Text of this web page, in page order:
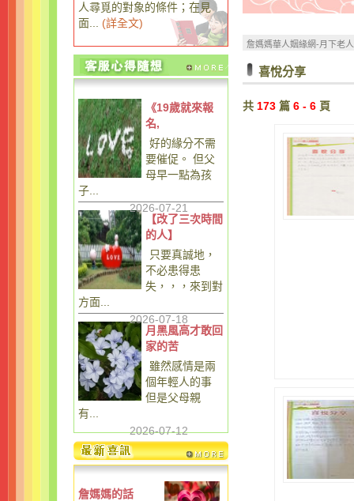
人尋覓的對象的條件；在見
面...
(詳全文)
《19歲就來報
名,
好的緣分不需
要催促。 但父
母早一點為孩
子...
2026-07-21
【改了三次時間
的人】
只要真誠地，
不必患得患
失，，，來到對
方面...
2026-07-18
月黑風高才敢回
家的苦
雖然感情是兩
個年輕人的事
但是父母親
有...
2026-07-12
詹媽媽的話
詹媽媽華人姻緣網-月下老
喜悅分享
共 173 篇 6 - 6 頁